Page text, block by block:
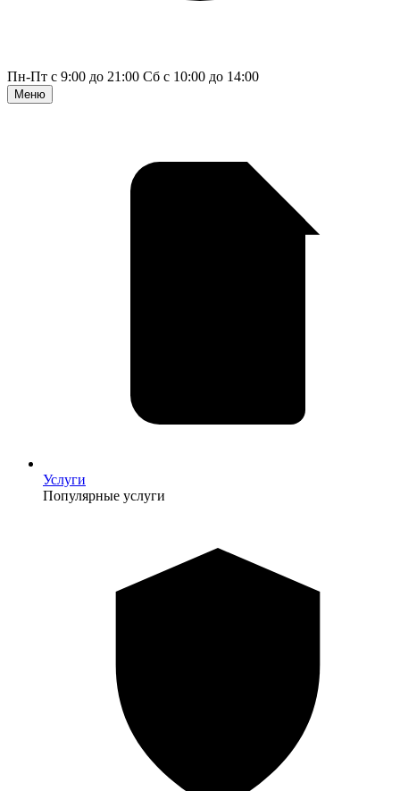
Пн-Пт с 9:00 до 21:00 Сб с 10:00 до 14:00
Меню
Услуги
Популярные услуги